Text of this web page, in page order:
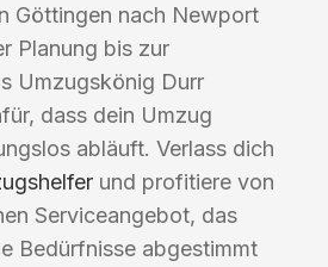
Göttingen nach Newport
Planung bis zur
Umzugskönig Durr
dass dein Umzug
abläuft. Verlass dich
und profitiere von
Serviceangebot, das
Bedürfnisse abgestimmt